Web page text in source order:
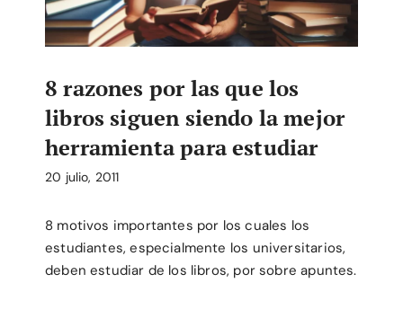
8 razones por las que los
libros siguen siendo la mejor
herramienta para estudiar
20 julio, 2011
8 motivos importantes por los cuales los
estudiantes, especialmente los universitarios,
deben estudiar de los libros, por sobre apuntes.